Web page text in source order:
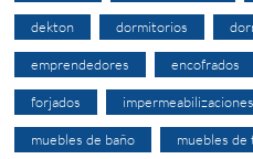
dekton dormitorios
emprendedores encofrados
forjados impermeabilizaciones
muebles de baño muebles de